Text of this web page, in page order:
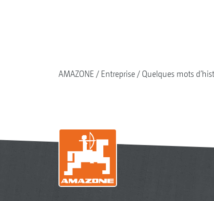
AMAZONE Entreprise Quelques mots